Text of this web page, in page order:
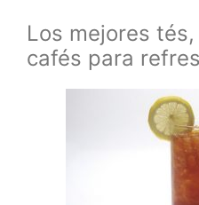
Los mejores
cafés para